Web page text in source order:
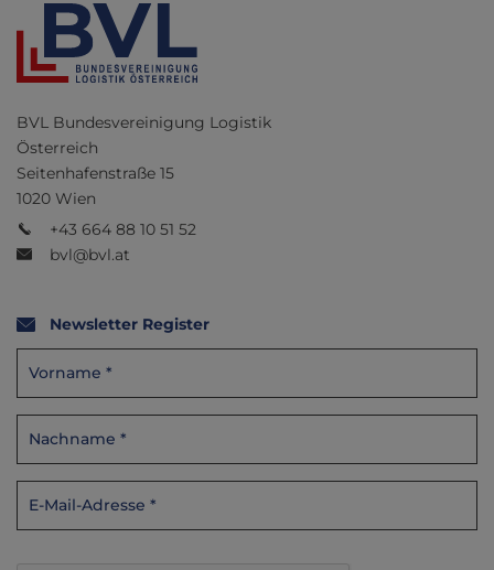
BVL Bundesvereinigung Logistik
Österreich
Seitenhafenstraße 15
1020 Wien
+43 664 88 10 51 52
bvl@bvl.at
Newsletter Register